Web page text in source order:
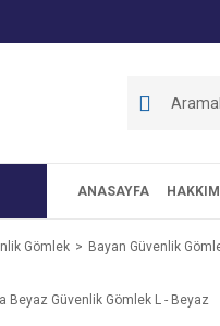
ANASAYFA
Gömlek Bayan Güvenlik